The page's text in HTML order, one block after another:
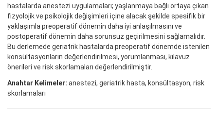
hastalarda anestezi uygulamaları; yaşlanmaya bağlı ortaya çıkan
fizyolojik ve psikolojik değişimleri içine alacak şekilde spesifik bir
yaklaşımla preoperatif dönemin daha iyi anlaşılmasını ve
postoperatif dönemin daha sorunsuz geçirilmesini sağlamalıdır.
Bu derlemede geriatrik hastalarda preoperatif dönemde istenilen
konsültasyonların değerlendirilmesi, yorumlanması, kılavuz
önerileri ve risk skorlamaları değerlendirilmiştir.
Anahtar Kelimeler: anestezi, geriatrik hasta, konsültasyon, risk
skorlamaları